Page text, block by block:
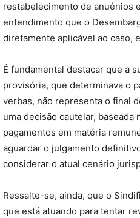
restabelecimento de anuênios
entendimento que o
diretamente aplicável ao caso,
É fundamental destacar que a
provisória, que determinava o
verbas, não representa o final
uma decisão cautelar,
pagamentos em matéria
aguardar o julgamento
considerar o atual cenário
Ressalte-se, ainda, que o
que está atuando para tentar